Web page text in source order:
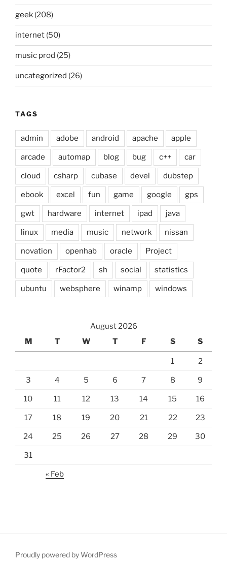
geek (208)
internet (50)
music prod (25)
uncategorized (26)
TAGS
admin adobe android apache apple
arcade automap blog bug c++ car
cloud csharp cubase devel dubstep
ebook excel fun game google gps
gwt hardware internet ipad java
linux media music network nissan
novation openhab oracle Project
quote rFactor2 sh social statistics
ubuntu websphere winamp windows
August 2026
M
T W T F S S
1 2
3 4 5 6 7 8 9
10 11 12 13 14 15 16
17 18 19 20 21 22 23
24 25 26 27 28 29 30
31
« Feb
Proudly powered by WordPress